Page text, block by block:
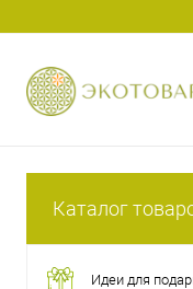
Каталог
Идеи для